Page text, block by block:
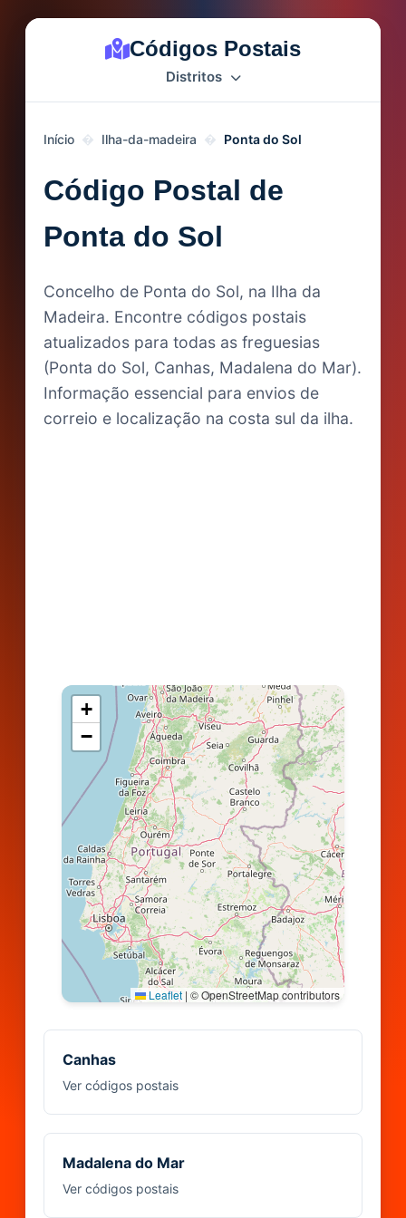
Códigos Postais
Distritos
Início Ilha-da-madeira Ponta do Sol
Código Postal de
Ponta do Sol
Concelho de Ponta do Sol, na Ilha da
Madeira. Encontre códigos postais
atualizados para todas as freguesias
(Ponta do Sol, Canhas, Madalena do Mar).
Informação essencial para envios de
correio e localização na costa sul da ilha.
+
−
Leaflet | © OpenStreetMap contributors
Canhas
Ver códigos postais
Madalena do Mar
Ver códigos postais